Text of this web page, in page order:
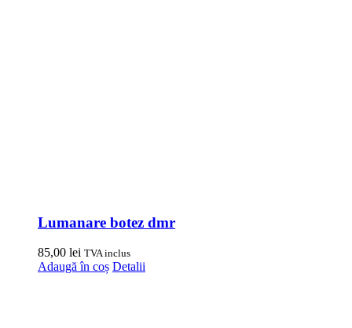
Lumanare botez dmr
85,00 lei TVA inclus
Adaugă în coș Detalii